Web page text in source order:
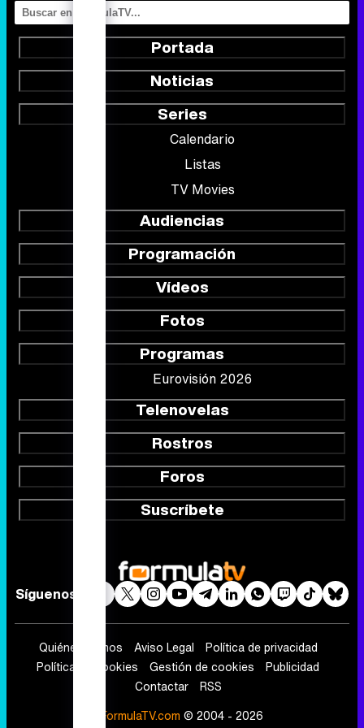
Portada
Noticias
Series
Calendario
Listas
TV Movies
Audiencias
Programación
Vídeos
Fotos
Programas
Eurovisión 2026
Telenovelas
Rostros
Foros
Suscríbete
Síguenos
Quiénes somos Aviso Legal
Política de privacidad
Política de cookies
Gestión de cookies
Publicidad
Contactar
RSS
FormulaTV.com © 2004 - 2026